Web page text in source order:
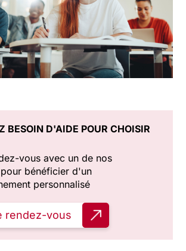
BESOIN D'AIDE POUR CHOISIR
vous avec un de nos
bénéficier d'un
personnalisé
rendez-vous